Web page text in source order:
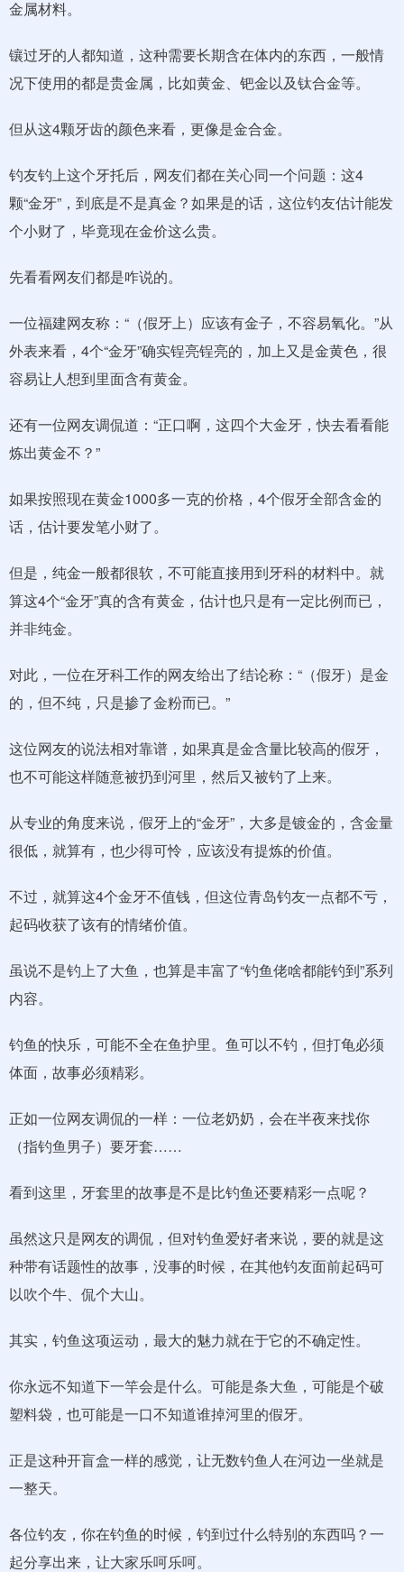
金属材料。
镶过牙的人都知道，这种需要长期含在体内的东西，一般情
况下使用的都是贵金属，比如黄金、钯金以及钛合金等。
但从这4颗牙齿的颜色来看，更像是金合金。
钓友钓上这个牙托后，网友们都在关心同一个问题：这4
颗“金牙”，到底是不是真金？如果是的话，这位钓友估计能发
个小财了，毕竟现在金价这么贵。
先看看网友们都是咋说的。
一位福建网友称：“（假牙上）应该有金子，不容易氧化。”从
外表来看，4个“金牙”确实锃亮锃亮的，加上又是金黄色，很
容易让人想到里面含有黄金。
还有一位网友调侃道：“正口啊，这四个大金牙，快去看看能
炼出黄金不？”
如果按照现在黄金1000多一克的价格，4个假牙全部含金的
话，估计要发笔小财了。
但是，纯金一般都很软，不可能直接用到牙科的材料中。就
算这4个“金牙”真的含有黄金，估计也只是有一定比例而已，
并非纯金。
对此，一位在牙科工作的网友给出了结论称：“（假牙）是金
的，但不纯，只是掺了金粉而已。”
这位网友的说法相对靠谱，如果真是金含量比较高的假牙，
也不可能这样随意被扔到河里，然后又被钓了上来。
从专业的角度来说，假牙上的“金牙”，大多是镀金的，含金量
很低，就算有，也少得可怜，应该没有提炼的价值。
不过，就算这4个金牙不值钱，但这位青岛钓友一点都不亏，
起码收获了该有的情绪价值。
虽说不是钓上了大鱼，也算是丰富了“钓鱼佬啥都能钓到”系列
内容。
钓鱼的快乐，可能不全在鱼护里。鱼可以不钓，但打龟必须
体面，故事必须精彩。
正如一位网友调侃的一样：一位老奶奶，会在半夜来找你
（指钓鱼男子）要牙套……
看到这里，牙套里的故事是不是比钓鱼还要精彩一点呢？
虽然这只是网友的调侃，但对钓鱼爱好者来说，要的就是这
种带有话题性的故事，没事的时候，在其他钓友面前起码可
以吹个牛、侃个大山。
其实，钓鱼这项运动，最大的魅力就在于它的不确定性。
你永远不知道下一竿会是什么。可能是条大鱼，可能是个破
塑料袋，也可能是一口不知道谁掉河里的假牙。
正是这种开盲盒一样的感觉，让无数钓鱼人在河边一坐就是
一整天。
各位钓友，你在钓鱼的时候，钓到过什么特别的东西吗？一
起分享出来，让大家乐呵乐呵。